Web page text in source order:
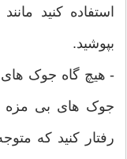
استفاده کنید
بپوشید.
- هیچ گاه جوک های
جوک های بی مزه
رفتار کنید که